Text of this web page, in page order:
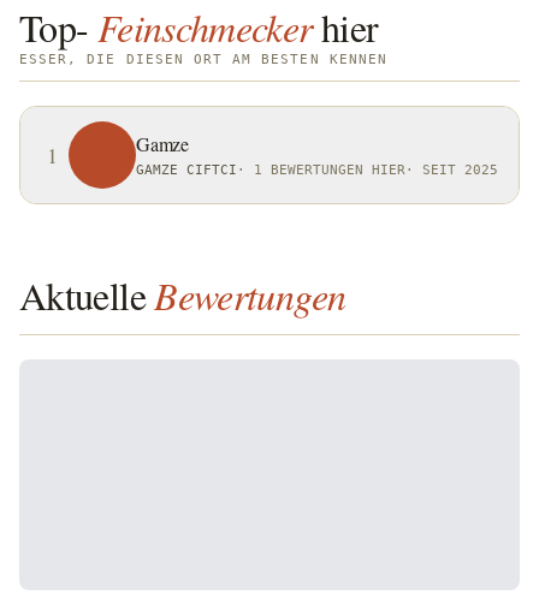
Top-Feinschmeckerhier
ESSER, DIE DIESEN ORT AM BESTEN KENNEN
1 Gamze
GAMZE CIFTCI · 1 BEWERTUNGEN HIER · SEIT 2025
AktuelleBewertungen